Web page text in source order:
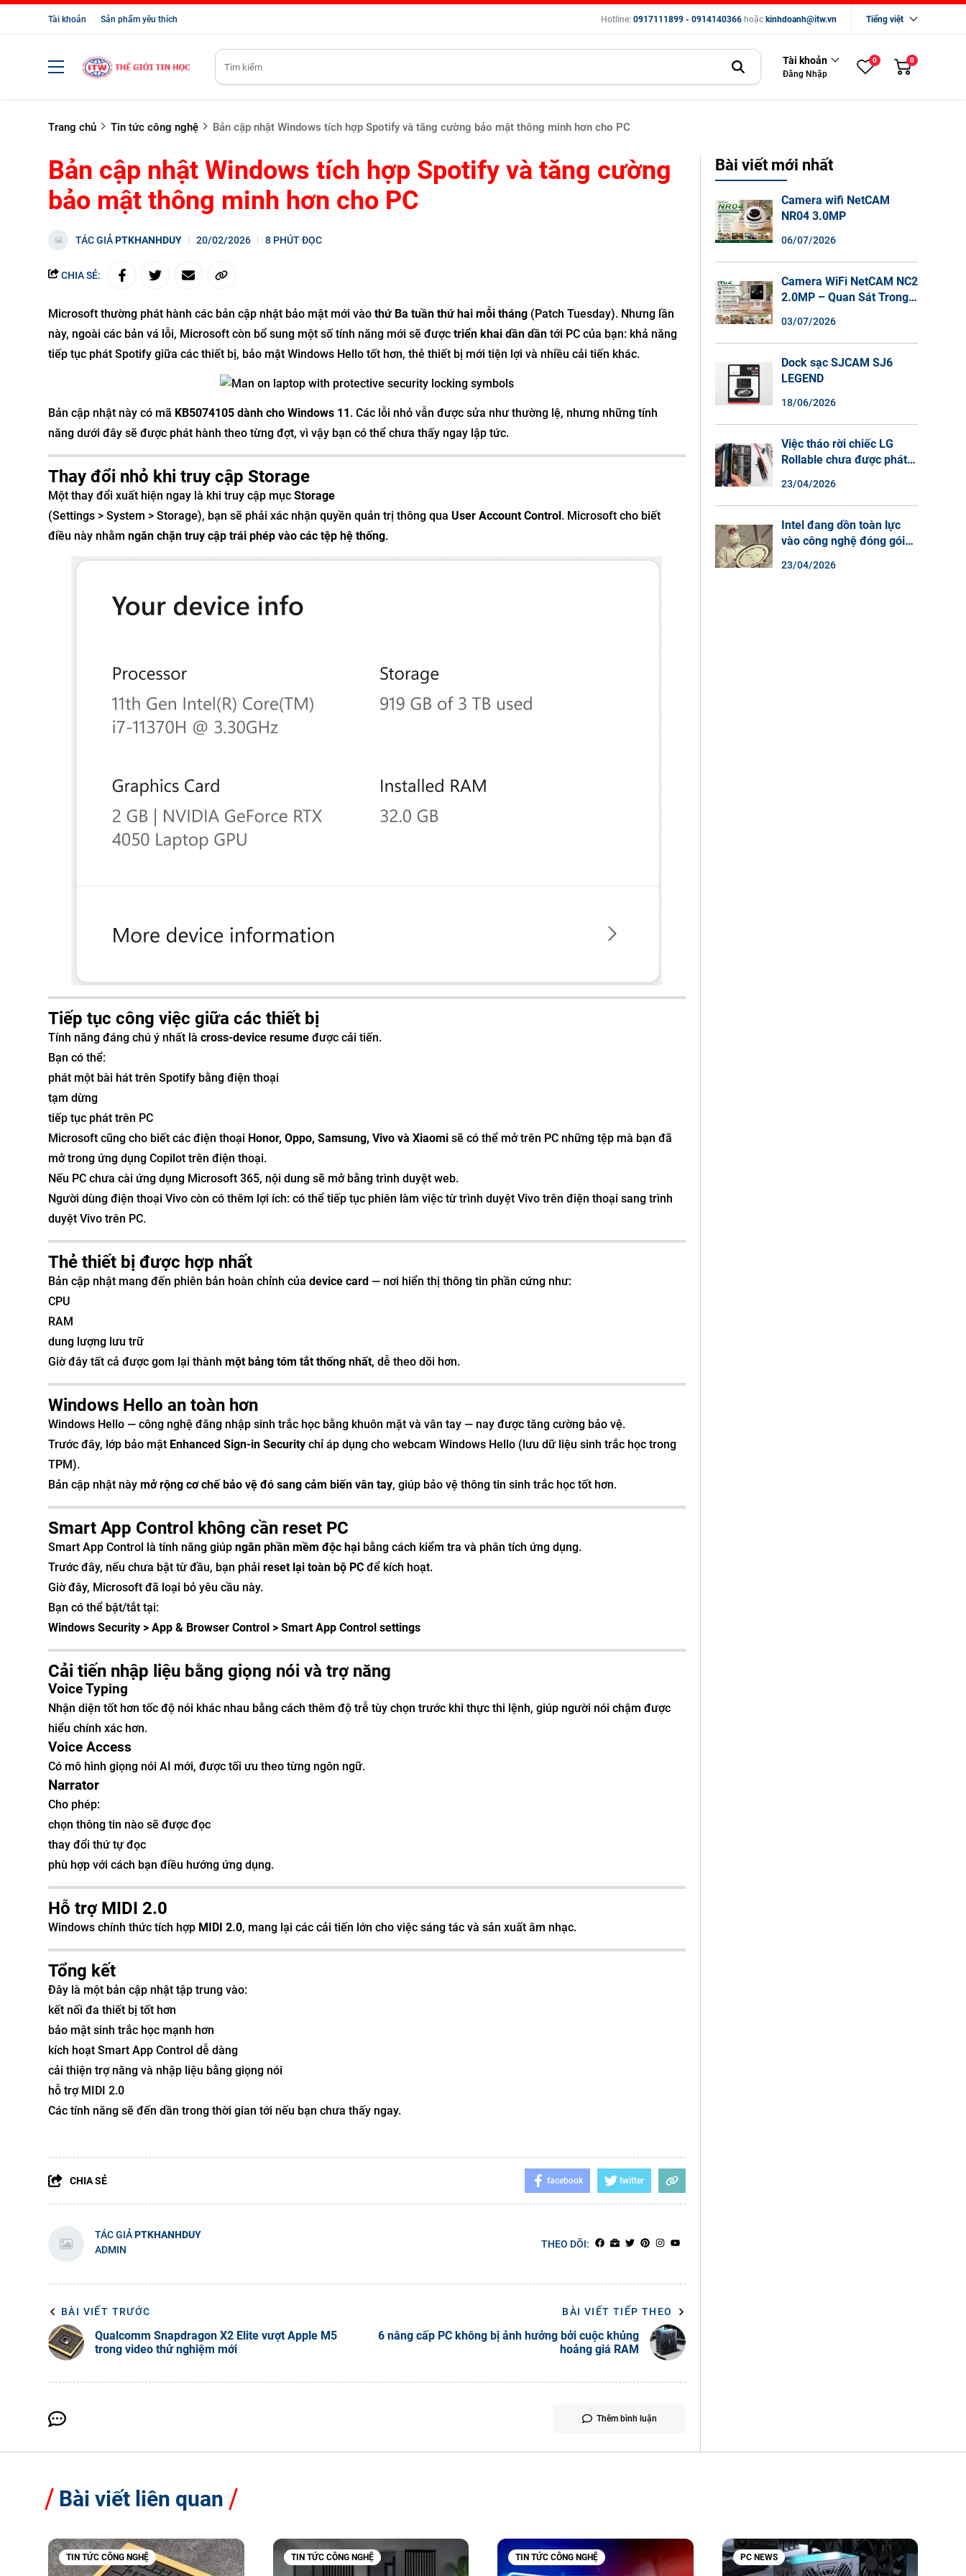
Tài khoản Sản phẩm yêu thích Hotline: 0917111899 - 0914140366 hoặc kinhdoanh@itw.vn Tiếng việt
Tài khoản
Đăng Nhập
0 0
Trang chủ Tin tức công nghệ Bản cập nhật Windows tích hợp Spotify và tăng cường bảo mật thông minh hơn cho PC
Bản cập nhật Windows tích hợp Spotify và tăng cường
bảo mật thông minh hơn cho PC
TÁC GIẢPTKHANHDUY 20/02/2026 8 PHÚT ĐỌC
CHIA SẺ:
Microsoft thường phát hành các bản cập nhật bảo mật mới vào thứ Ba tuần thứ hai mỗi tháng (Patch Tuesday). Nhưng lần
này, ngoài các bản vá lỗi, Microsoft còn bổ sung một số tính năng mới sẽ được triển khai dần dần tới PC của bạn: khả năng
tiếp tục phát Spotify giữa các thiết bị, bảo mật Windows Hello tốt hơn, thẻ thiết bị mới tiện lợi và nhiều cải tiến khác.
Bản cập nhật này có mã KB5074105 dành cho Windows 11. Các lỗi nhỏ vẫn được sửa như thường lệ, nhưng những tính
năng dưới đây sẽ được phát hành theo từng đợt, vì vậy bạn có thể chưa thấy ngay lập tức.
Thay đổi nhỏ khi truy cập Storage
Một thay đổi xuất hiện ngay là khi truy cập mục Storage
(Settings > System > Storage), bạn sẽ phải xác nhận quyền quản trị thông qua User Account Control. Microsoft cho biết
điều này nhằm ngăn chặn truy cập trái phép vào các tệp hệ thống.
Tiếp tục công việc giữa các thiết bị
Tính năng đáng chú ý nhất là cross-device resume được cải tiến.
Bạn có thể:
phát một bài hát trên Spotify bằng điện thoại
tạm dừng
tiếp tục phát trên PC
Microsoft cũng cho biết các điện thoại Honor, Oppo, Samsung, Vivo và Xiaomi sẽ có thể mở trên PC những tệp mà bạn đã
mở trong ứng dụng Copilot trên điện thoại.
Nếu PC chưa cài ứng dụng Microsoft 365, nội dung sẽ mở bằng trình duyệt web.
Người dùng điện thoại Vivo còn có thêm lợi ích: có thể tiếp tục phiên làm việc từ trình duyệt Vivo trên điện thoại sang trình
duyệt Vivo trên PC.
Thẻ thiết bị được hợp nhất
Bản cập nhật mang đến phiên bản hoàn chỉnh của device card — nơi hiển thị thông tin phần cứng như:
CPU
RAM
dung lượng lưu trữ
Giờ đây tất cả được gom lại thành một bảng tóm tắt thống nhất, dễ theo dõi hơn.
Windows Hello an toàn hơn
Windows Hello — công nghệ đăng nhập sinh trắc học bằng khuôn mặt và vân tay — nay được tăng cường bảo vệ.
Trước đây, lớp bảo mật Enhanced Sign-in Security chỉ áp dụng cho webcam Windows Hello (lưu dữ liệu sinh trắc học trong
TPM).
Bản cập nhật này mở rộng cơ chế bảo vệ đó sang cảm biến vân tay, giúp bảo vệ thông tin sinh trắc học tốt hơn.
Smart App Control không cần reset PC
Smart App Control là tính năng giúp ngăn phần mềm độc hại bằng cách kiểm tra và phân tích ứng dụng.
Trước đây, nếu chưa bật từ đầu, bạn phải reset lại toàn bộ PC để kích hoạt.
Giờ đây, Microsoft đã loại bỏ yêu cầu này.
Bạn có thể bật/tắt tại:
Windows Security > App & Browser Control > Smart App Control settings
Cải tiến nhập liệu bằng giọng nói và trợ năng
Voice Typing
Nhận diện tốt hơn tốc độ nói khác nhau bằng cách thêm độ trễ tùy chọn trước khi thực thi lệnh, giúp người nói chậm được
hiểu chính xác hơn.
Voice Access
Có mô hình giọng nói AI mới, được tối ưu theo từng ngôn ngữ.
Narrator
Cho phép:
chọn thông tin nào sẽ được đọc
thay đổi thứ tự đọc
phù hợp với cách bạn điều hướng ứng dụng.
Hỗ trợ MIDI 2.0
Windows chính thức tích hợp MIDI 2.0, mang lại các cải tiến lớn cho việc sáng tác và sản xuất âm nhạc.
Tổng kết
Đây là một bản cập nhật tập trung vào:
kết nối đa thiết bị tốt hơn
bảo mật sinh trắc học mạnh hơn
kích hoạt Smart App Control dễ dàng
cải thiện trợ năng và nhập liệu bằng giọng nói
hỗ trợ MIDI 2.0
Các tính năng sẽ đến dần trong thời gian tới nếu bạn chưa thấy ngay.
CHIA SẺ facebook twitter
TÁC GIẢPTKHANHDUY
ADMIN
THEO DÕI:
BÀI VIẾT TRƯỚC
Qualcomm Snapdragon X2 Elite vượt Apple M5
trong video thử nghiệm mới
BÀI VIẾT TIẾP THEO
6 nâng cấp PC không bị ảnh hưởng bởi cuộc khủng
hoảng giá RAM
Thêm bình luận
Bài viết mới nhất
Camera wifi NetCAM
NR04 3.0MP
06/07/2026
Camera WiFi NetCAM NC2
2.0MP – Quan Sát Trong
Màu Ban Đêm, Đàm Thoại
2 Chiều
03/07/2026
Dock sạc SJCAM SJ6
LEGEND
18/06/2026
Việc tháo rời chiếc LG
Rollable chưa được phát
sao điện thoại màn hình
cuộn không phải là một xu
hướng.
23/04/2026
Intel đang dồn toàn lực
vào công nghệ đóng gói
23/04/2026
Bài viết liên quan
TIN TỨC CÔNG NGHỆ TIN TỨC CÔNG NGHỆ TIN TỨC CÔNG NGHỆ PC NEWS